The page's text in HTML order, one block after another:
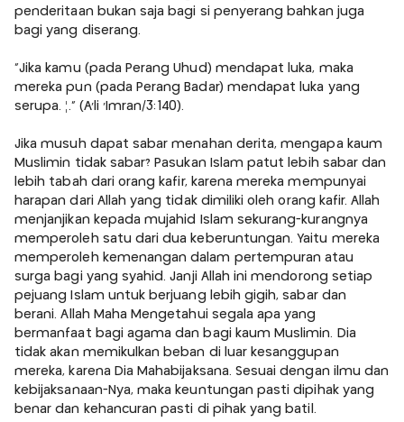
penderitaan bukan saja bagi si penyerang bahkan juga
bagi yang diserang.
"Jika kamu (pada Perang Uhud) mendapat luka, maka
mereka pun (pada Perang Badar) mendapat luka yang
serupa. ¦." (Â'li 'Imran/3:140).
Jika musuh dapat sabar menahan derita, mengapa kaum
Muslimin tidak sabar? Pasukan Islam patut lebih sabar dan
lebih tabah dari orang kafir, karena mereka mempunyai
harapan dari Allah yang tidak dimiliki oleh orang kafir. Allah
menjanjikan kepada mujahid Islam sekurang-kurangnya
memperoleh satu dari dua keberuntungan. Yaitu mereka
memperoleh kemenangan dalam pertempuran atau
surga bagi yang syahid. Janji Allah ini mendorong setiap
pejuang Islam untuk berjuang lebih gigih, sabar dan
berani. Allah Maha Mengetahui segala apa yang
bermanfaat bagi agama dan bagi kaum Muslimin. Dia
tidak akan memikulkan beban di luar kesanggupan
mereka, karena Dia Mahabijaksana. Sesuai dengan ilmu dan
kebijaksanaan-Nya, maka keuntungan pasti dipihak yang
benar dan kehancuran pasti di pihak yang batil.